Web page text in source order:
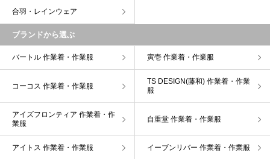
合羽・レインウェア
ブランドから選ぶ
バートル 作業着・作業服 寅壱 作業着・作業服
コーコス 作業着・作業服
TS DESIGN(藤和) 作業着・作業
服
アイズフロンティア 作業着・作
業服
自重堂 作業着・作業服
アイトス 作業着・作業服 イーブンリバー 作業着・作業服